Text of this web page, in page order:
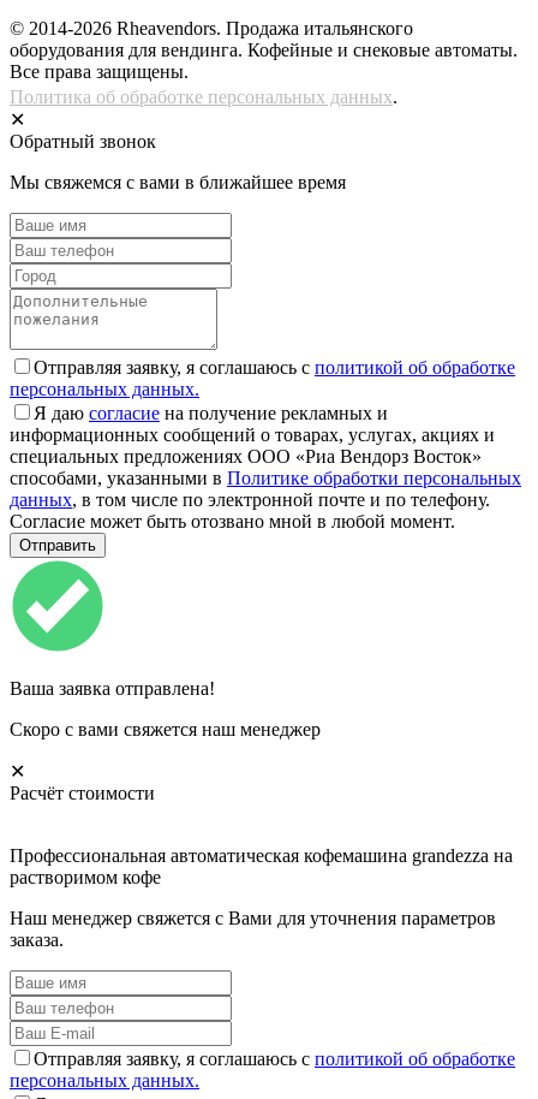
© 2014-2026 Rheavendors. Продажа итальянского
оборудования для вендинга. Кофейные и снековые автоматы.
Все права защищены.
Политика об обработке персональных данных.
✕
Обратный звонок
Мы свяжемся с вами в ближайшее время
Отправляя заявку, я соглашаюсь с политикой об обработке
персональных данных.
Я даю согласие на получение рекламных и
информационных сообщений о товарах, услугах, акциях и
специальных предложениях ООО «Риа Вендорз Восток»
способами, указанными в Политике обработки персональных
данных, в том числе по электронной почте и по телефону.
Согласие может быть отозвано мной в любой момент.
Ваша заявка отправлена!
Скоро с вами свяжется наш менеджер
✕
Расчёт стоимости
Профессиональная автоматическая кофемашина grandezza на
растворимом кофе
Наш менеджер свяжется с Вами для уточнения параметров
заказа.
Отправляя заявку, я соглашаюсь с политикой об обработке
персональных данных.